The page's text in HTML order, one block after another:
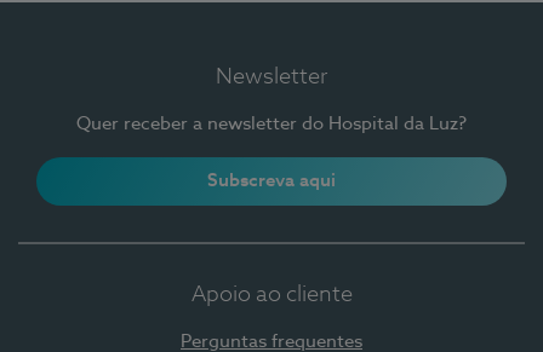
Newsletter
Quer receber a newsletter do Hospital da Luz?
Subscreva aqui
Apoio ao cliente
Perguntas frequentes